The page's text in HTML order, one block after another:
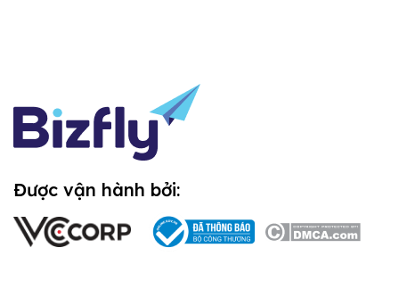
Được vận hành bởi: